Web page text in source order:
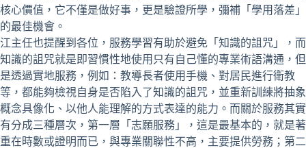
核心價值，它不僅是做好事，更是驗證所學，彌補「學用落差」
的最佳機會。
江主任也提醒到各位，服務學習有助於避免「知識的詛咒」，而
知識的詛咒就是即習慣性地使用只有自己懂的專業術語溝通，但
是透過實地服務，例如：教導長者使用手機、對居民進行衛教
等，都能夠檢視自身是否陷入了知識的詛咒，並重新訓練將抽象
概念具像化、以他人能理解的方式表達的能力。而關於服務其實
有分成三種層次，第一層「志願服務」，這是最基本的，就是著
重在時數或證明而已，與專業關聯性不高，主要提供勞務；第二